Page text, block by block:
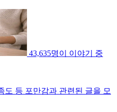
43,635명이 이야기 중
도 등 포만감과 관련된 글을 모